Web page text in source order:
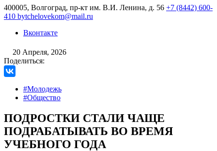
400005, Волгоград, пр-кт им. В.И. Ленина, д. 56 +7 (8442) 600-
410 bytchelovekom@mail.ru
Вконтакте
20 Апреля, 2026
Поделиться:
#Молодежь
#Общество
ПОДРОСТКИ СТАЛИ ЧАЩЕ
ПОДРАБАТЫВАТЬ ВО ВРЕМЯ
УЧЕБНОГО ГОДА